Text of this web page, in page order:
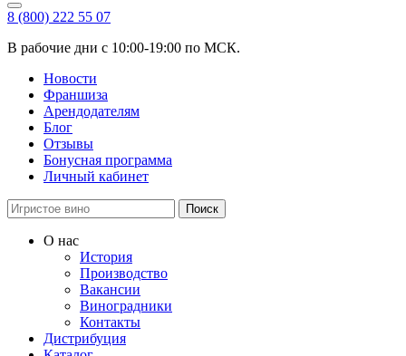
8 (800) 222 55 07
В рабочие дни с 10:00-19:00 по МСК.
Новости
Франшиза
Арендодателям
Блог
Отзывы
Бонусная программа
Личный кабинет
Поиск
О нас
История
Производство
Вакансии
Виноградники
Контакты
Дистрибуция